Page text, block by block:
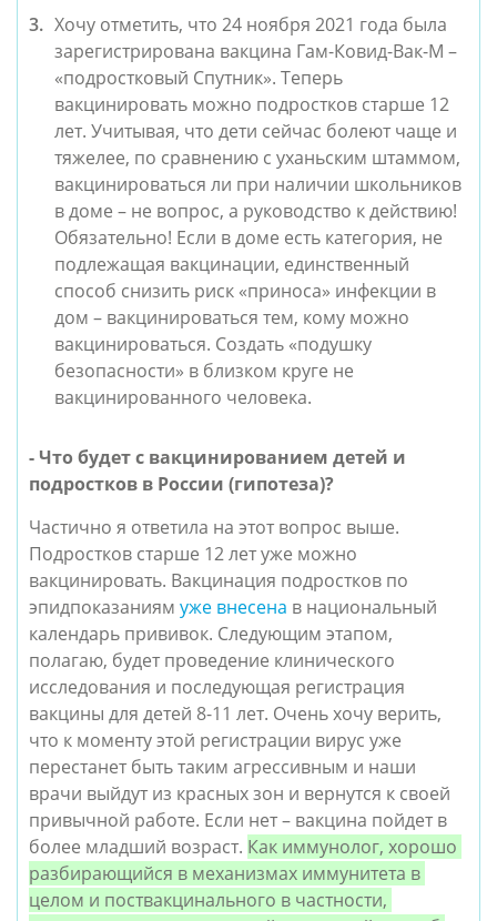
Хочу отметить, что 24 ноября 2021 года была
зарегистрирована вакцина Гам-Ковид-Вак-М –
«подростковый Спутник». Теперь
вакцинировать можно подростков старше 12
лет. Учитывая, что дети сейчас болеют чаще и
тяжелее, по сравнению с уханьским штаммом,
вакцинироваться ли при наличии школьников
в доме – не вопрос, а руководство к действию!
Обязательно! Если в доме есть категория, не
подлежащая вакцинации, единственный
способ снизить риск «приноса» инфекции в
дом – вакцинироваться тем, кому можно
вакцинироваться. Создать «подушку
безопасности» в близком круге не
вакцинированного человека.
- Что будет с вакцинированием детей и
подростков в России (гипотеза)?
Частично я ответила на этот вопрос выше.
Подростков старше 12 лет уже можно
вакцинировать. Вакцинация подростков по
эпидпоказаниям уже внесена в национальный
календарь прививок. Следующим этапом,
полагаю, будет проведение клинического
исследования и последующая регистрация
вакцины для детей 8-11 лет. Очень хочу верить,
что к моменту этой регистрации вирус уже
перестанет быть таким агрессивным и наши
врачи выйдут из красных зон и вернутся к своей
привычной работе. Если нет – вакцина пойдет в
более младший возраст. Как иммунолог, хорошо
разбирающийся в механизмах иммунитета в
целом и поствакцинального в частности,